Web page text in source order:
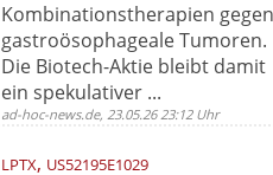
Kombinationstherapien gegen
gastroösophageale Tumoren.
Die Biotech-Aktie bleibt damit
ein spekulativer ...
ad-hoc-news.de, 23.05.26 23:12 Uhr
LPTX, US52195E1029